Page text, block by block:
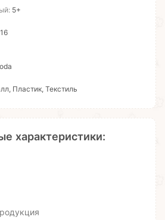
5+
Пластик, Текстиль
характеристики: